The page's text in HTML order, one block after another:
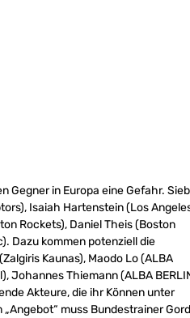
Gegner in Europa eine Gefahr.
Isaiah Hartenstein (Los
Rockets), Daniel Theis (Boston
Dazu kommen potenziell die
Kaunas), Maodo Lo (ALBA
Johannes Thiemann (ALBA
Akteure, die ihr Können unter
muss Bundestrainer